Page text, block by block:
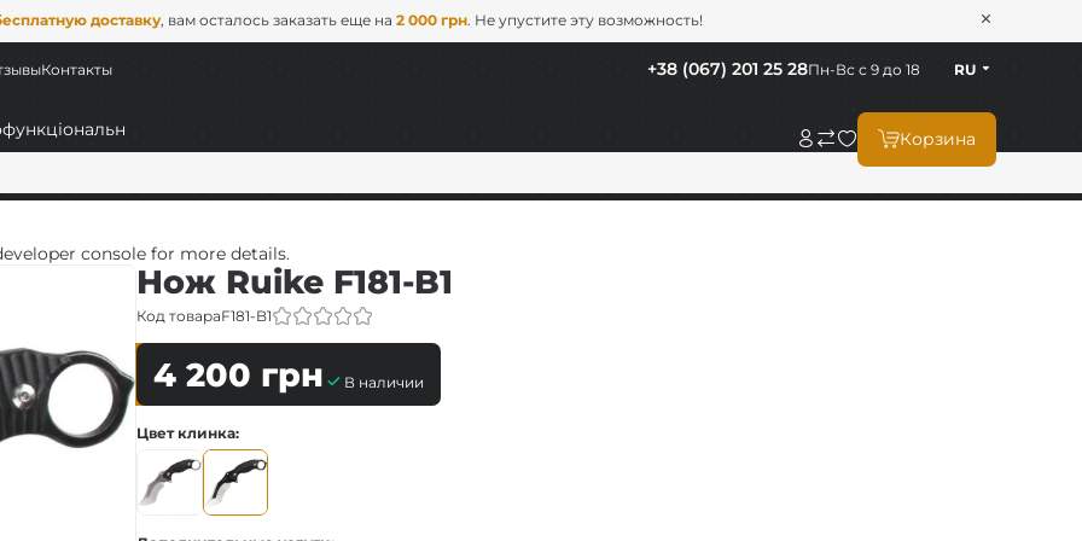
доставку, вам осталось заказать еще на 2 000 грн. Не упустите эту возможность!
Корзина
Пн-Вс с 9 до 18
+38 (067) 201 25 28 RU
Контакты
console for more details.
Нож Ruike F181-B1
Код товараF181-B1
4 200 грн В наличии
Цвет клинка